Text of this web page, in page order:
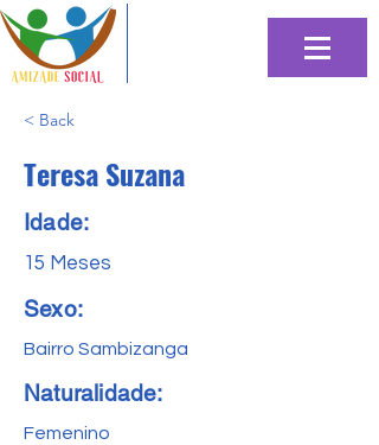
< Back
Teresa Suzana
Idade:
15 Meses
Sexo:
Bairro Sambizanga
Naturalidade:
Femenino